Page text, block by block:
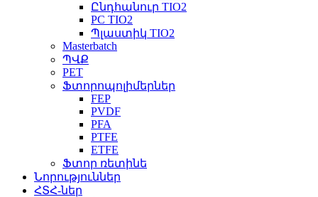
Ընդհանուր TIO2
PC TIO2
Պլաստիկ TIO2
Masterbatch
ՊՎՔ
PET
Ֆտորոպոլիմերներ
FEP
PVDF
PFA
PTFE
ETFE
Ֆտոր ռետինե
Նորություններ
ՀՏՀ-ներ